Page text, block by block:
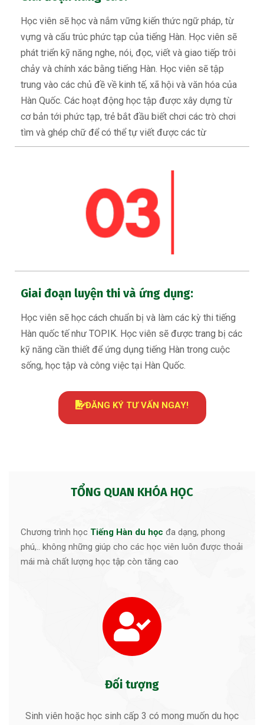
Học viên sẽ học và nắm vững kiến thức ngữ pháp, từ
vựng và cấu trúc phức tạp của tiếng Hàn. Học viên sẽ
phát triển kỹ năng nghe, nói, đọc, viết và giao tiếp trôi
chảy và chính xác bằng tiếng Hàn. Học viên sẽ tập
trung vào các chủ đề về kinh tế, xã hội và văn hóa của
Hàn Quốc. Các hoạt động học tập được xây dựng từ
cơ bản tới phức tạp, trẻ bắt đầu biết chơi các trò chơi
tìm và ghép chữ để có thể tự viết được các từ
Giai đoạn luyện thi và ứng dụng:
Học viên sẽ học cách chuẩn bị và làm các kỳ thi tiếng
Hàn quốc tế như TOPIK. Học viên sẽ được trang bị các
kỹ năng cần thiết để ứng dụng tiếng Hàn trong cuộc
sống, học tập và công việc tại Hàn Quốc.
ĐĂNG KÝ TƯ VẤN NGAY!
TỔNG QUAN KHÓA HỌC
Chương trình học Tiếng Hàn du học đa dạng, phong
phú,.. không những giúp cho các học viên luôn được thoải
mái mà chất lượng học tập còn tăng cao
Đối tượng
Sinh viên hoặc học sinh cấp 3 có mong muốn du học